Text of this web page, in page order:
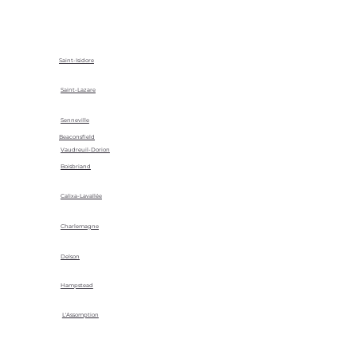
Saint-Isidore
Saint-Lazare
Senneville
Vaudreuil-Dorion
Beaconsfield
Boisbriand
Calixa-Lavallée
Charlemagne
Delson
Hampstead
L'Assomption